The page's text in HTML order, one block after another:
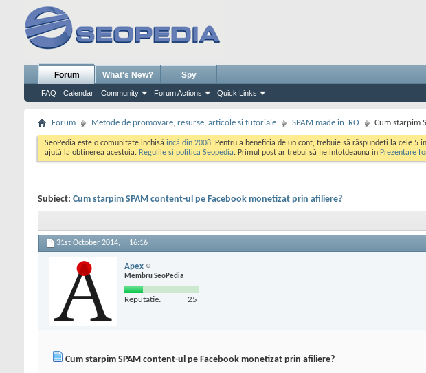
Forum
FAQ Calendar Community Forum Actions Quick Links
What's New? Spy
Forum Metode de promovare, resurse, articole si tutoriale SPAM made in .RO Cum starpim
SeoPedia este o comunitate inchisă incă din 2008. Pentru a beneficia de un cont, trebuie să răspundeți la cele
ajută la obținerea acestuia. Regulile si politica Seopedia. Primul post ar trebui să fie intotdeauna in Prezentare
Subiect: Cum starpim SPAM content-ul pe Facebook monetizat prin afiliere?
31st October 2014, 16:16
Apex
Membru SeoPedia
Reputatie: 25
Cum starpim SPAM content-ul pe Facebook monetizat prin afiliere?